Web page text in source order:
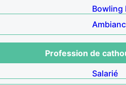
Bowling
Profession de
Salarié